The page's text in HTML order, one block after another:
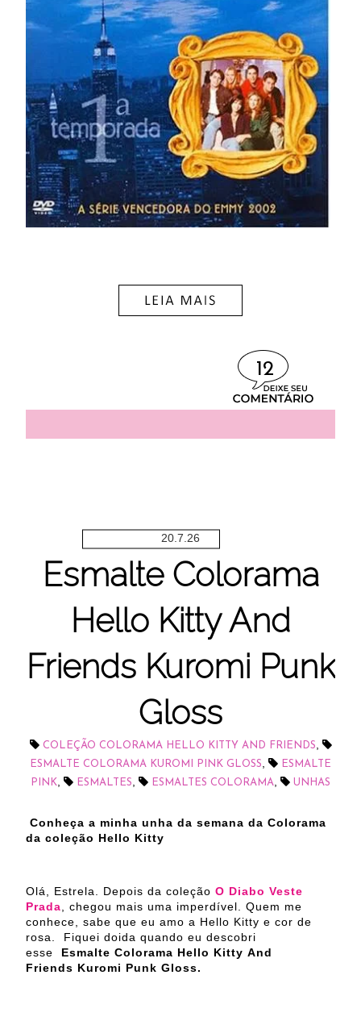
12
20.7.26
Esmalte Colorama
Hello Kitty And
Friends Kuromi Punk
Gloss
COLEÇÃO COLORAMA HELLO KITTY AND FRIENDS
ESMALTE COLORAMA KUROMI PINK GLOSS
ESMALTE
PINK
ESMALTES ESMALTES COLORAMA UNHAS
Conheça a minha unha da semana da Colorama
da coleção Hello Kitty
Olá, Estrela. Depois da coleção O Diabo Veste
Prada , chegou mais uma imperdível. Quem me
conhece, sabe que eu amo a Hello Kitty e cor de
rosa. Fiquei doida quando eu descobri
esse Esmalte Colorama Hello Kitty And
Friends Kuromi Punk Gloss.